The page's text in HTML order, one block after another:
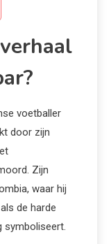
voetballer
door zijn
Zijn
waar hij
de harde
symboliseert.